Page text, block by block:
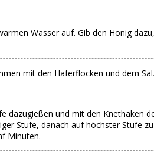
Wasser auf. Gib den Honig
mit den Haferflocken und dem
dazugießen und mit den Knethaken
Stufe, danach auf höchster Stufe
Minuten.